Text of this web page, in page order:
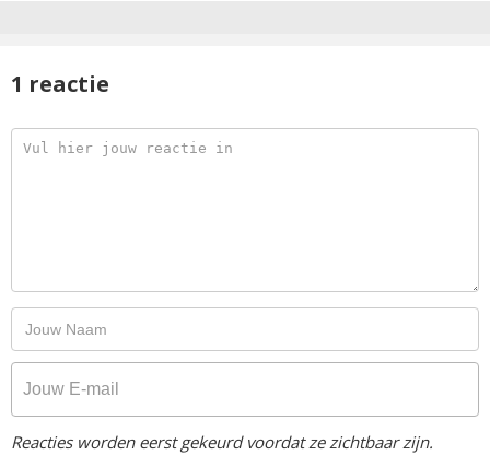
1 reactie
Reacties worden eerst gekeurd voordat ze zichtbaar zijn.